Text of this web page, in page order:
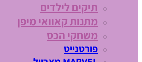
תיקים לילדים
מתנות קאוואי מיפן
משחקי הכס
פורטנייט